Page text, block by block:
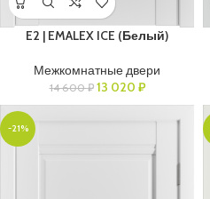
E2 | EMALEX ICE (Белый)
Межкомнатные двери
14 600₽ 13 020 ₽
-21%